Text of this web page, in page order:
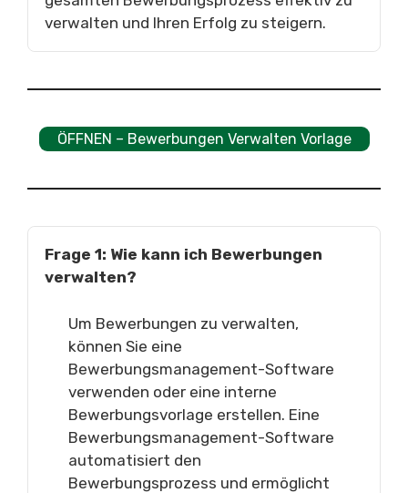
verwalten und Ihren Erfolg zu steigern.
ÖFFNEN – Bewerbungen Verwalten Vorlage
Frage 1: Wie kann ich Bewerbungen
verwalten?
Um Bewerbungen zu verwalten,
können Sie eine
Bewerbungsmanagement-Software
verwenden oder eine interne
Bewerbungsvorlage erstellen. Eine
Bewerbungsmanagement-Software
automatisiert den
Bewerbungsprozess und ermöglicht